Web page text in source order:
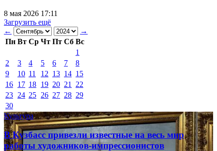
8 мая 2026 17:11
Загрузить ещё
←
→
Пн Вт Ср Чт Пт Сб Вс
1
2
3 4 5 6 7
8
9
10 11 12 13 14 15
16 17 18 19 20 21
22
23 24 25 26 27 28 29
30
Культура
В Кузбасс привезли известные на весь мир
работы художников-импрессионистов